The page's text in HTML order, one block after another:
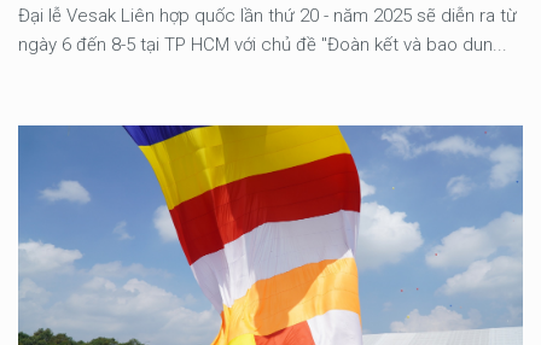
Đại lễ Vesak Liên hợp quốc lần thứ 20 - năm 2025 sẽ diễn ra từ
ngày 6 đến 8-5 tại TP HCM với chủ đề "Đoàn kết và bao dun...